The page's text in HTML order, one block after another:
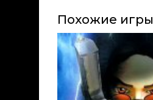
Похожие игры